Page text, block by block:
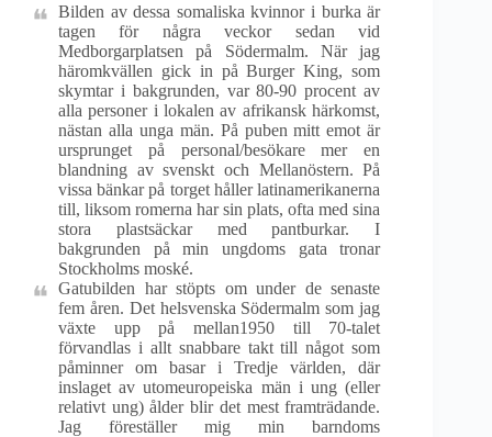
Bilden av dessa somaliska kvinnor i burka är
tagen för några veckor sedan vid
Medborgarplatsen på Södermalm. När jag
häromkvällen gick in på Burger King, som
skymtar i bakgrunden, var 80-90 procent av
alla personer i lokalen av afrikansk härkomst,
nästan alla unga män. På puben mitt emot är
ursprunget på personal/besökare mer en
blandning av svenskt och Mellanöstern. På
vissa bänkar på torget håller latinamerikanerna
till, liksom romerna har sin plats, ofta med sina
stora plastsäckar med pantburkar. I
bakgrunden på min ungdoms gata tronar
Stockholms moské.
Gatubilden har stöpts om under de senaste
fem åren. Det helsvenska Södermalm som jag
växte upp på mellan1950 till 70-talet
förvandlas i allt snabbare takt till något som
påminner om basar i Tredje världen, där
inslaget av utomeuropeiska män i ung (eller
relativt ung) ålder blir det mest framträdande.
Jag föreställer mig min barndoms